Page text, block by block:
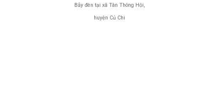
Bẫy đèn tại xã Tân Thông Hội,
huyện Củ Chi